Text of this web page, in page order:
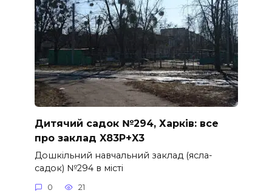
Дитячий садок №294, Харків: все
про заклад X83P+X3
Дошкільний навчальний заклад (ясла-
садок) №294 в місті
0 21